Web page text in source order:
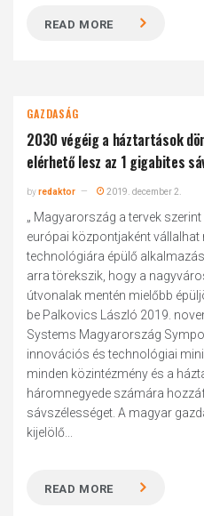
READ MORE
GAZDASÁG
2030 végéig a háztartások
elérhető lesz az 1 gigabites
byredaktor 2019. december 2.
„ Magyarország a tervek
európai központjaként vállalhat
technológiára épülő
arra törekszik, hogy a
útvonalak mentén mielőbb
be Palkovics László 2019.
Systems Magyarország
innovációs és technológiai
minden közintézmény és a
háromnegyede számára
sávszélességet. A magyar
kijelölő...
READ MORE